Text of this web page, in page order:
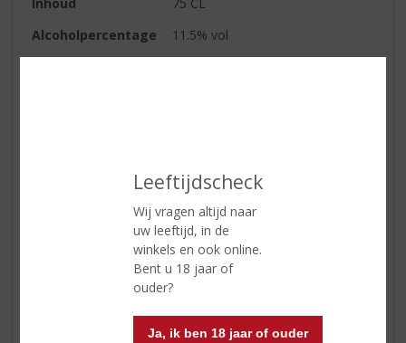
Leeftijdscheck
Wij vragen altijd naar
uw leeftijd, in de
winkels en ook online.
Bent u 18 jaar of
ouder?
Ja, ik ben 18 jaar of ouder
Alcoholpercentage
11.5% vol
dankzij de lange rijping in de fles.
Strak droog van smaak, complex
met mooie tonen van rijp fruit
Lange, licht mineralige afdronk.
het spit, gerijpte kaas.